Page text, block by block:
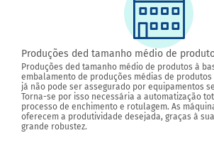
Produções ded tamanho médio de
Produções ded tamanho médio de produtos à
embalamento de produções médias de
já não pode ser assegurado por equipamentos
Torna-se por isso necessária a automatização
processo de enchimento e rotulagem. As
oferecem a produtividade desejada, graças à
grande robustez.